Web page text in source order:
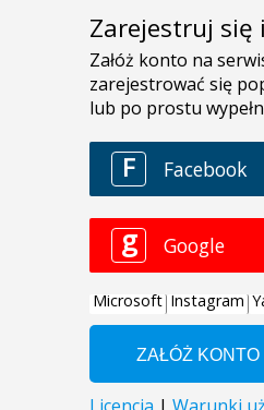
Zarejestruj się